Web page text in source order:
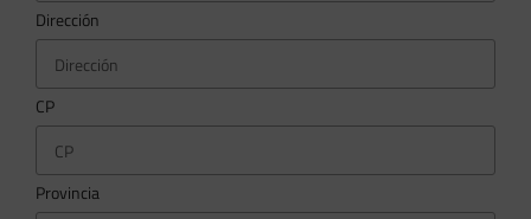
Dirección
CP
Provincia